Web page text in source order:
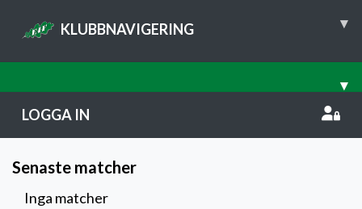
KLUBBNAVIGERING ▾
▾
LOGGA IN
Senaste matcher
Inga matcher